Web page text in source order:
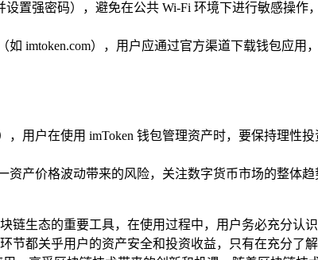
置强密码），避免在公共 Wi-Fi 环境下进行敏感操作
imtoken.com），用户应通过官方渠道下载钱包应用
用户在使用 imToken 钱包管理资产时，要保持理性
产价格波动带来的风险，关注数字货币市场的整体
链生态的重要工具，在使用过程中，用户务必充分认
都关乎用户的资产安全和投资收益，只有在充分了